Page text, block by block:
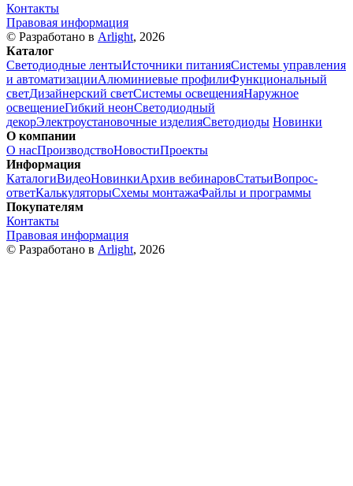
Контакты
Правовая информация
© Разработано в Arlight, 2026
Каталог
Светодиодные лентыИсточники питанияСистемы управления
и автоматизацииАлюминиевые профилиФункциональный
светДизайнерский светСистемы освещенияНаружное
освещениеГибкий неонСветодиодный
декорЭлектроустановочные изделияСветодиоды Новинки
О компании
О насПроизводствоНовостиПроекты
Информация
КаталогиВидеоНовинкиАрхив вебинаровСтатьиВопрос-
ответКалькуляторыСхемы монтажаФайлы и программы
Покупателям
Контакты
Правовая информация
© Разработано в Arlight, 2026